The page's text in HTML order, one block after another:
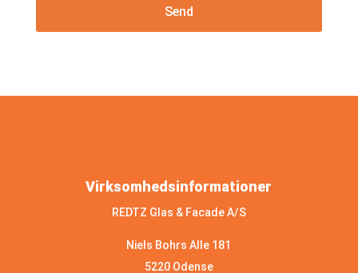
Virksomhedsinformationer
REDTZ Glas & Facade A/S
Niels Bohrs Alle 181
5220 Odense